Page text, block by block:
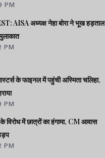
PM
AISA अध्यक्ष नेहा बोरा ने भूख हड़ताल
PM
के फाइनल में पहुंची अस्मिता चलिहा,
PM
में छात्रों का हंगामा, CM आवास
PM